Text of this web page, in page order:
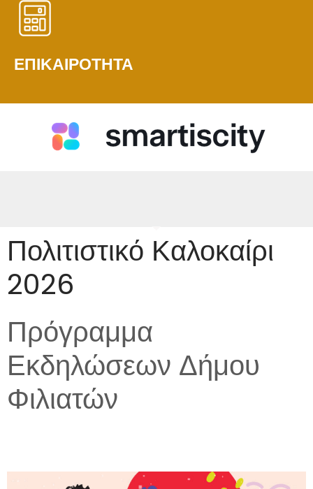
ΕΠΙΚΑΙΡΟΤΗΤΑ
Πολιτιστικό Καλοκαίρι
2026
Πρόγραμμα
Εκδηλώσεων Δήμου
Φιλιατών